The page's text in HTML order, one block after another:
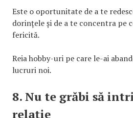
Este o oportunitate de a te
dorințele și de a te concentra pe
fericită.
Reia hobby-uri pe care le-ai
lucruri noi.
8. Nu te grăbi să
relație